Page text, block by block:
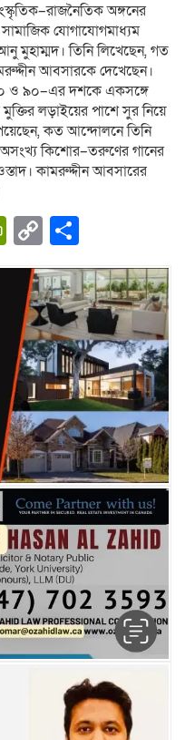
অঙ্গনের
যোগাযোগমাধ্যম
মুহাম্মদ। তিনি লিখেছেন, গত
আবসারকে দেখেছেন।
ও ৯০–এর দশকে একসঙ্গে
লড়াইয়ের পাশে সুর নিয়ে
কত আন্দোলনে তিনি
অসংখ্য কিশোর–তরুণের গানের
কামরুদ্দীন আবসারের
PrintFriendly
Copy
Link